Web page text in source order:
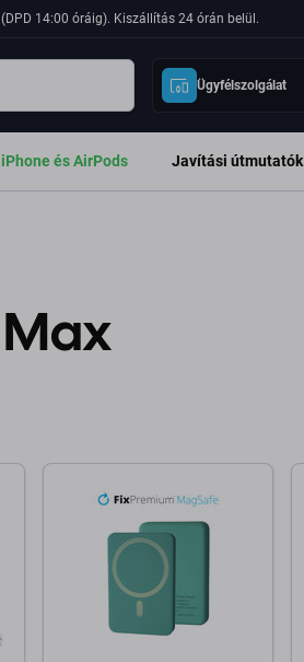
14:00 óráig). Kiszállítás 24 órán belül.
Ügyfélszolgálat
és AirPods Javítási útmutatók
Max